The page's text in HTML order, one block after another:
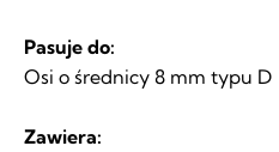
Pasuje do:
Osi o średnicy 8 mm typu D
Zawiera: